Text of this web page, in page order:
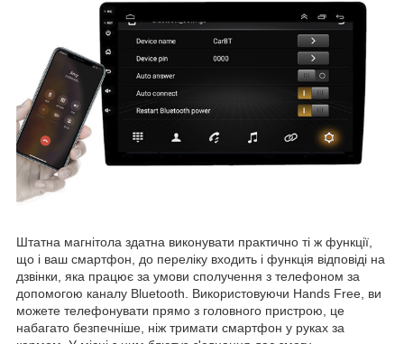
Штатна магнітола здатна виконувати практично ті ж функції,
що і ваш смартфон, до переліку входить і функція відповіді на
дзвінки, яка працює за умови сполучення з телефоном за
допомогою каналу Bluetooth. Використовуючи Hands Free, ви
можете телефонувати прямо з головного пристрою, це
набагато безпечніше, ніж тримати смартфон у руках за